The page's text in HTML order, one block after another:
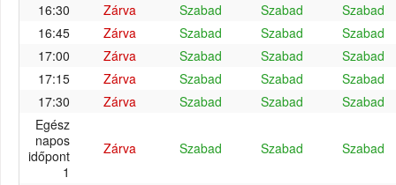
16:30 Zárva Szabad Szabad
Szabad
16:45
Zárva Szabad Szabad
Szabad
17:00
Zárva Szabad Szabad
Szabad
17:15
Zárva Szabad Szabad
Szabad
17:30
Zárva Szabad Szabad
Szabad
Egész
napos
időpont
1
Zárva Szabad Szabad Szabad